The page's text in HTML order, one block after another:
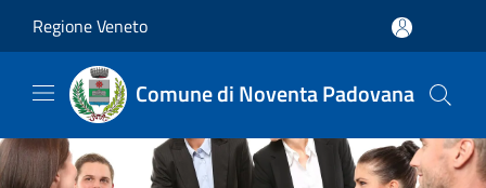
Regione Veneto
Comune di Noventa Padovana